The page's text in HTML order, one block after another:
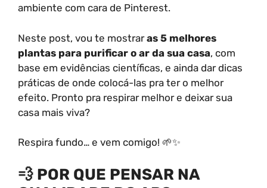
ambiente com cara de Pinterest.
Neste post, vou te mostraras 5 melhores
plantas para purificar o ar da sua casa, com
base em evidências científicas, e ainda dar dicas
práticas de onde colocá-las pra ter o melhor
efeito. Pronto pra respirar melhor e deixar sua
casa mais viva?
Respira fundo… e vem comigo! 🌱✨
💨 POR QUE PENSAR NA